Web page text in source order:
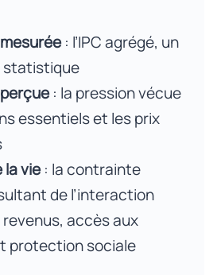
: l’IPC agrégé, un
statistique
: la pression vécue
essentiels et les prix
la vie: la contrainte
de l’interaction
accès aux
protection sociale